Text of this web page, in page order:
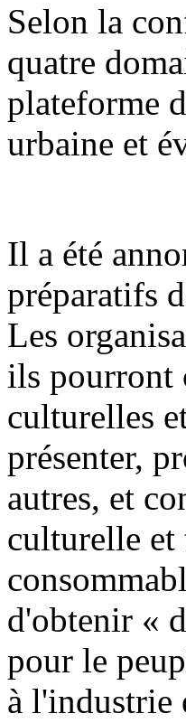
Selon la
quatre
plateforme
urbaine et
Il a été
préparatifs
Les
ils pourront
culturelles
présenter,
autres, et
culturelle et
d'obtenir «
pour le
à l'industrie